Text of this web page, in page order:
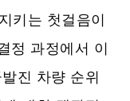
키는 첫걸음이
정 과정에서 이
진 차량 순위